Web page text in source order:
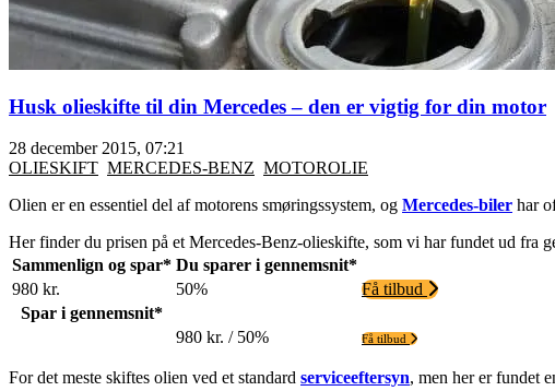
Husk olieskifte til din Mercedes – den er vigtig for din motor
28 december 2015, 07:21
OLIESKIFT MERCEDES-BENZ MOTOROLIE
Olien er en essentiel del af motorens smøringssystem, og Mercedes-biler har
Her finder du prisen på et Mercedes-Benz-olieskifte, som vi har fundet ud fra
Sammenlign og spar* Du sparer i gennemsnit*
980 kr.
50%
Få tilbud
Spar i gennemsnit*
980 kr. / 50%
Få tilbud
For det meste skiftes olien ved et standard serviceeftersyn, men her er fundet